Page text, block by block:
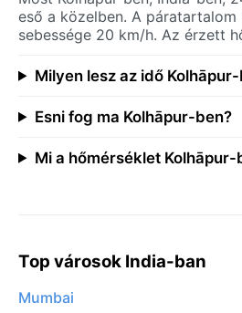
eső a közelben. A páratartalom
sebessége 20 km/h. Az érzett
Milyen lesz az idő
Esni fog ma Kolhāpur-ben?
Mi a hőmérséklet Kolhāpur-
Top városok India-ban
Mumbai